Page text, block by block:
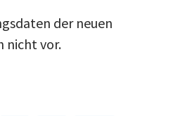
der neuen
nicht vor.